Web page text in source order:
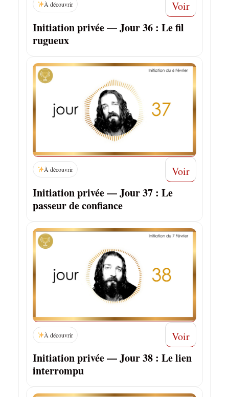
À découvrir Voir
Initiation privée — Jour 36 : Le fil
rugueux
À découvrir Voir
Initiation privée — Jour 37 : Le
passeur de confiance
À découvrir Voir
Initiation privée — Jour 38 : Le lien
interrompu